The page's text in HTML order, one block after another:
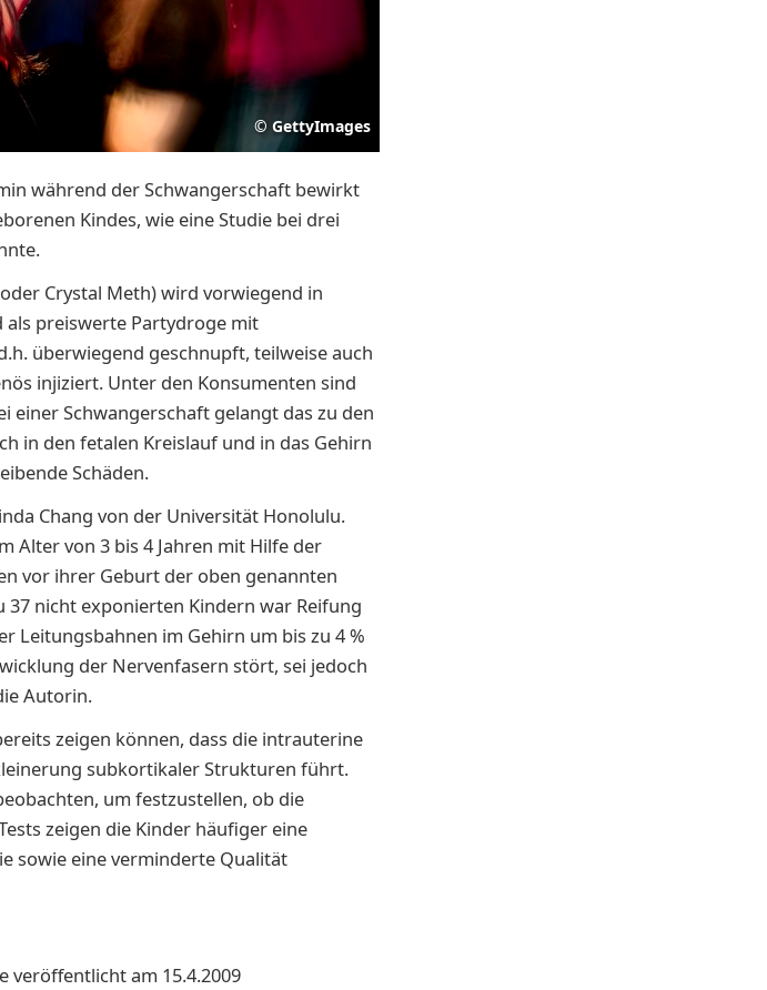
© GettyImages
während der Schwangerschaft bewirkt
Kindes, wie eine Studie bei drei
Crystal Meth) wird vorwiegend in
preiswerte Partydroge mit
überwiegend geschnupft, teilweise auch
injiziert. Unter den Konsumenten sind
einer Schwangerschaft gelangt das zu den
in den fetalen Kreislauf und in das Gehirn
Schäden.
Chang von der Universität Honolulu.
Alter von 3 bis 4 Jahren mit Hilfe der
vor ihrer Geburt der oben genannten
nicht exponierten Kindern war Reifung
Leitungsbahnen im Gehirn um bis zu 4 %
der Nervenfasern stört, sei jedoch
Autorin.
zeigen können, dass die intrauterine
subkortikaler Strukturen führt.
um festzustellen, ob die
zeigen die Kinder häufiger eine
sowie eine verminderte Qualität
veröffentlicht am 15.4.2009